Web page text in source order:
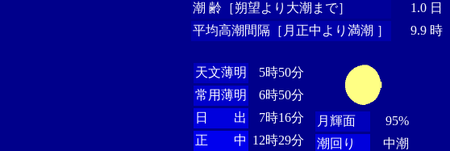
潮 齢［朔望より大潮まで］
1.0 日
平均高潮間隔［月正中より満潮 ］
9.9 時
天文薄明
5時50分
常用薄明
6時50分
日 出
7時16分
正 中 12時29分
月輝面
95%
潮回り
中潮